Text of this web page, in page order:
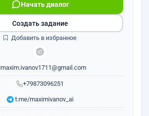
+79873096251
Начать диалог
maxim.ivanov1711@gmail.com
t.me/maximivanov_ai
Создать задание
Добавить в избранное